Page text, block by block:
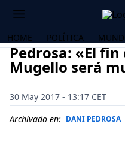
HOME POLÍTICA
Pedrosa: «El
Mugello será
30 May 2017 - 13:17 CET
Archivado en: DANI PEDROSA